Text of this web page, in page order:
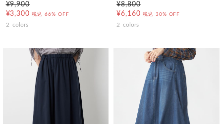
¥9,900
¥3,300 税込 66% OFF
2 colors
¥8,800
¥6,160 税込 30% OFF
2 colors